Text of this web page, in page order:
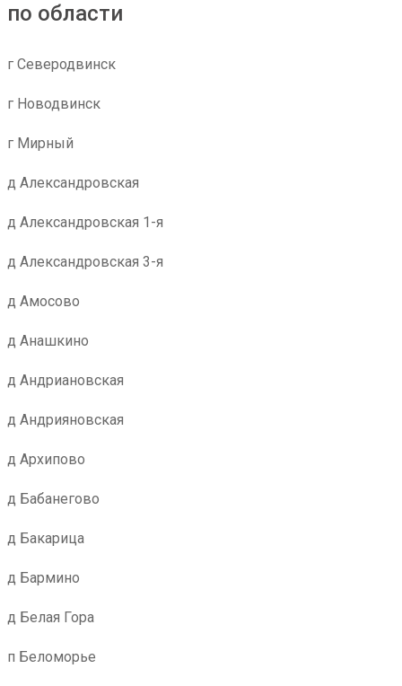
по области
г Северодвинск
г Новодвинск
г Мирный
д Александровская
д Александровская 1-я
д Александровская 3-я
д Амосово
д Анашкино
д Андриановская
д Андрияновская
д Архипово
д Бабанегово
д Бакарица
д Бармино
д Белая Гора
п Беломорье